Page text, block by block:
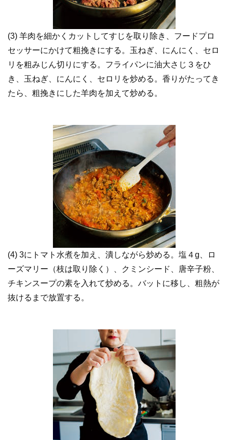
(3) 羊肉を細かくカットしてすじを取り除き、フードプロ
セッサーにかけて粗挽きにする。玉ねぎ、にんにく、セロ
リを粗みじん切りにする。フライパンに油大さじ３をひ
き、玉ねぎ、にんにく、セロリを炒める。香りがたってき
たら、粗挽きにした羊肉を加えて炒める。
(4) 3にトマト水煮を加え、潰しながら炒める。塩４g、ロ
ーズマリー（枝は取り除く）、クミンシード、唐辛子粉、
チキンスープの素を入れて炒める。バットに移し、粗熱が
抜けるまで放置する。